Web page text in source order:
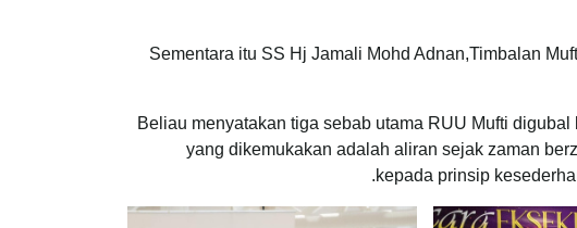
Sementara itu SS Hj Jamali Mohd Adnan,Timbalan
Beliau menyatakan tiga sebab utama RUU Mufti
yang dikemukakan adalah aliran sejak zaman
kepada prinsip